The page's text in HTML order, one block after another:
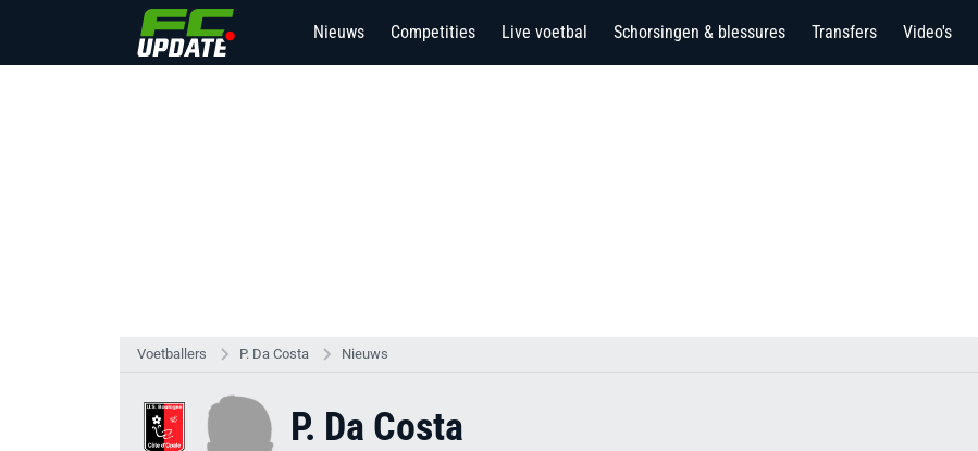
Nieuws Competities Live voetbal Schorsingen & blessures Transfers Video's
Voetballers P. Da Costa Nieuws
P. Da Costa